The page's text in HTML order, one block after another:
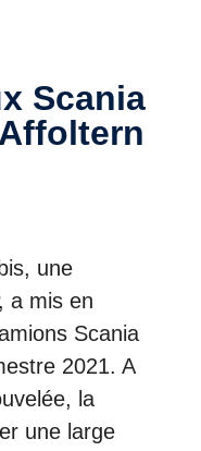
une
a mis en
Scania
2021. A
la
une large